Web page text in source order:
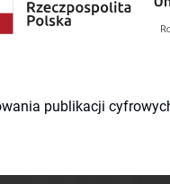
publikacji